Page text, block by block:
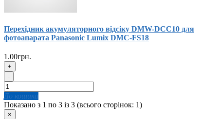
Перехідник акумуляторного відсіку DMW-DCC10 для
фотоапарата Panasonic Lumix DMC-FS18
1.00грн.
+
-
До кошика
Показано з 1 по 3 із 3 (всього сторінок: 1)
×